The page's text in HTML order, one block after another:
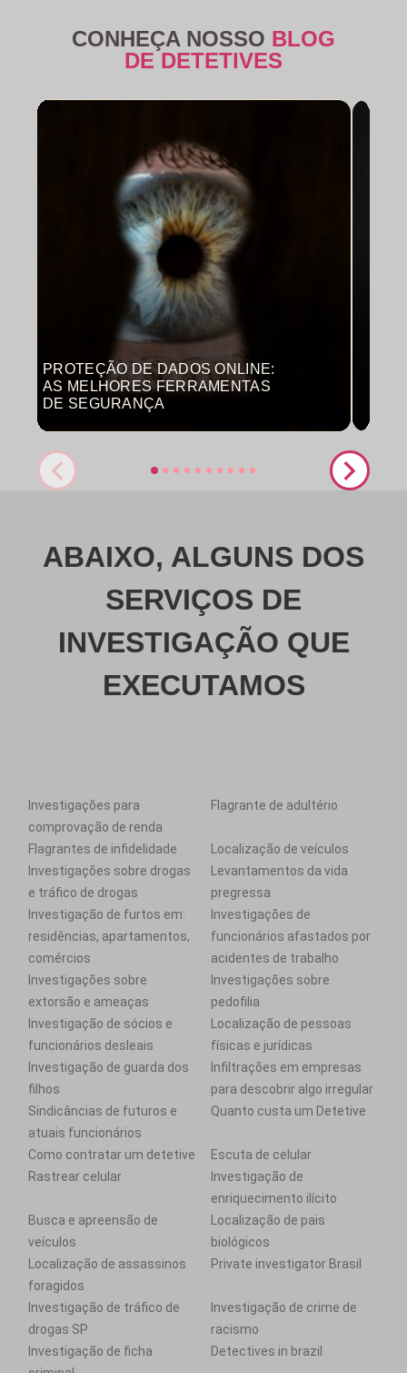
CONHEÇA NOSSO BLOG
DE DETETIVES
PROTEÇÃO DE DADOS ONLINE:
AS MELHORES FERRAMENTAS
DE SEGURANÇA
ABAIXO, ALGUNS DOS
SERVIÇOS DE
INVESTIGAÇÃO QUE
EXECUTAMOS
Investigações para
comprovação de renda
Flagrante de adultério
Flagrantes de infidelidade
Localização de veículos
Investigações sobre drogas
e tráfico de drogas
Levantamentos da vida
pregressa
Investigação de furtos em:
residências, apartamentos,
comércios
Investigações de
funcionários afastados por
acidentes de trabalho
Investigações sobre
extorsão e ameaças
Investigações sobre
pedofilia
Investigação de sócios e
funcionários desleais
Localização de pessoas
físicas e jurídicas
Investigação de guarda dos
filhos
Infiltrações em empresas
para descobrir algo irregular
Sindicâncias de futuros e
atuais funcionários
Quanto custa um Detetive
Como contratar um detetive
Escuta de celular
Rastrear celular
Investigação de
enriquecimento ilícito
Busca e apreensão de
veículos
Localização de pais
biológicos
Localização de assassinos
foragidos
Private investigator Brasil
Investigação de tráfico de
drogas SP
Investigação de crime de
racismo
Investigação de ficha
Detectives in brazil